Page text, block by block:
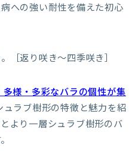
への強い耐性を備えた初心
［返り咲き～四季咲き］
様・多彩なバラの個性が集
ュラブ樹形の特徴と魅力を紹
より一層シュラブ樹形のバ